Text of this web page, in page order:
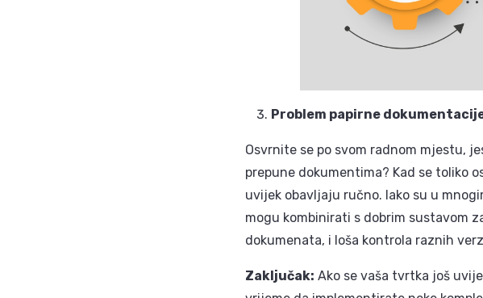
Problem papirne
Osvrnite se po svom radnom mjestu,
prepune dokumentima? Kad se toliko
uvijek obavljaju ručno. Iako su u
mogu kombinirati s dobrim sustavom
dokumenata, i loša kontrola raznih
Zaključak: Ako se vaša tvrtka još